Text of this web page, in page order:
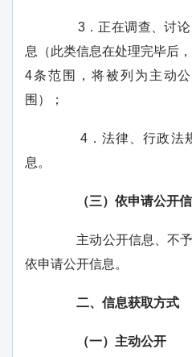
3．正在调查、讨
息（此类信息在处理完毕后
4条范围，将被列为主动
围）；
4．法律、行政法
息。
（三）依申请公开
主动公开信息、不予
依申请公开信息。
二、信息获取方式
（一）主动公开